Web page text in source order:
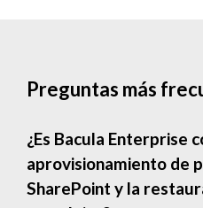
Preguntas más
¿Es Bacula Enterprise
aprovisionamiento de
SharePoint y la